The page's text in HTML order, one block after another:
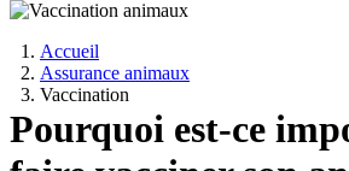
Accueil
Assurance animaux
Vaccination
Pourquoi est-ce